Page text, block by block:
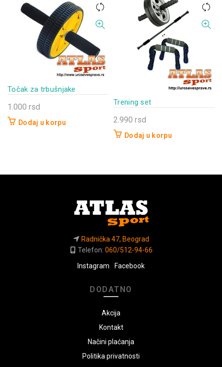
Točak za trbušnjake
1.000 rsd
Dodaj u korpu
Trening set
2.990 rsd
Dodaj u korpu
Radnička 47, Beograd
Telefon: 060/512-94-66
Instagram
Facebook
DODATNO
Akcija
Kontakt
Načini plaćanja
Politika privatnosti